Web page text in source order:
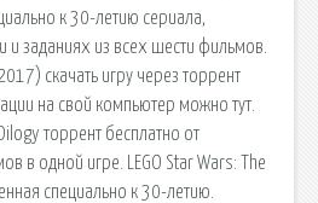
к 30-летию сериала,
и заданиях из всех шести фильмов.
скачать игру через торрент
на свой компьютер можно тут.
торрент бесплатно от
в одной игре. LEGO Star Wars: The
специально к 30-летию.